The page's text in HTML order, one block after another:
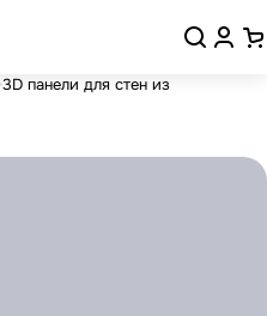
3D панели для стен из